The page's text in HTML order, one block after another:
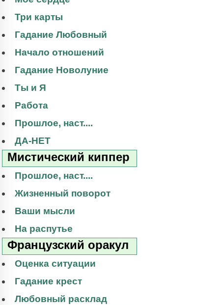
Три карты
Гадание Любовный
Начало отношений
Гадание Новолуние
Ты и Я
Работа
Прошлое, наст....
ДА-НЕТ
Мистический киппер
Прошлое, наст....
Жизненный поворот
Ваши мысли
На распутье
Французский оракул
Оценка ситуации
Гадание крест
Любовный расклад